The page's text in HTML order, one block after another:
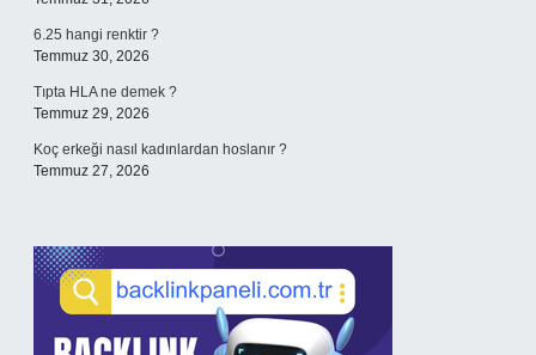
6.25 hangi renktir ?
Temmuz 30, 2026
Tıpta HLA ne demek ?
Temmuz 29, 2026
Koç erkeği nasıl kadınlardan hoslanır ?
Temmuz 27, 2026